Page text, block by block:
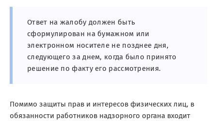
Ответ на жалобу должен быть
сформулирован на бумажном или
электронном носителе не позднее дня,
следующего за днем, когда было принято
решение по факту его рассмотрения.
Помимо защиты прав и интересов физических лиц, в
обязанности работников надзорного органа входит